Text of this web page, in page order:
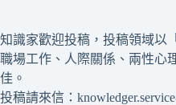
知識家歡迎投稿，投稿領域以
職場工作、人際關係、兩性心
佳。
投稿請來信：